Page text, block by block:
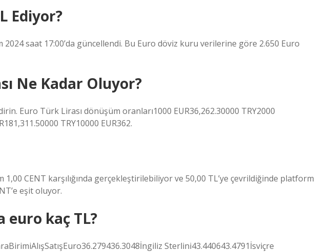
Ediyor?
2024 saat 17:00’da güncellendi. Bu Euro döviz kuru verilerine göre 2.650 Euro
Ne Kadar Oluyor?
Euro Türk Lirası dönüşüm oranları1000 EUR36,262.30000 TRY2000
TRY10000 EUR362.
1,00 CENT karşılığında gerçekleştirilebiliyor ve 50,00 TL’ye çevrildiğinde platform
eşit oluyor.
euro kaç TL?
Sterlini43.440643.4791İsviçre